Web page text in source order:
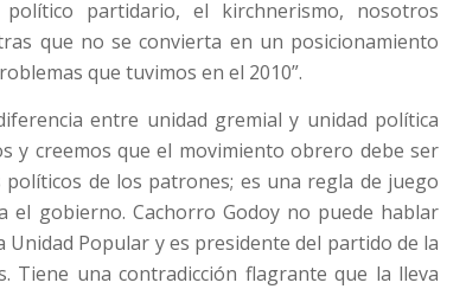
partidario, el kirchnerismo, nosotros
que no se convierta en un posicionamiento
que tuvimos en el 2010”.
entre unidad gremial y unidad política
y creemos que el movimiento obrero debe ser
de los patrones; es una regla de juego
el gobierno. Cachorro Godoy no puede hablar
Unidad Popular y es presidente del partido de la
Tiene una contradicción flagrante que la lleva